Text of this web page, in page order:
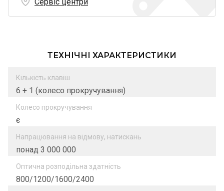
ТЕХНІЧНІ ХАРАКТЕРИСТИКИ
Кількість клавіш
6 + 1 (колесо прокручування)
Колесо прокручування
є
Напрацювання на відмову, натискань
понад 3 000 000
Оптична розподільна здатність
800/1200/1600/2400